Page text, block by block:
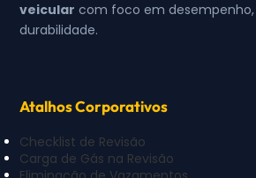
veicular com foco em
durabilidade.
Atalhos Corporativos
Checklist de Revisão
Carga de Gás na Revisão